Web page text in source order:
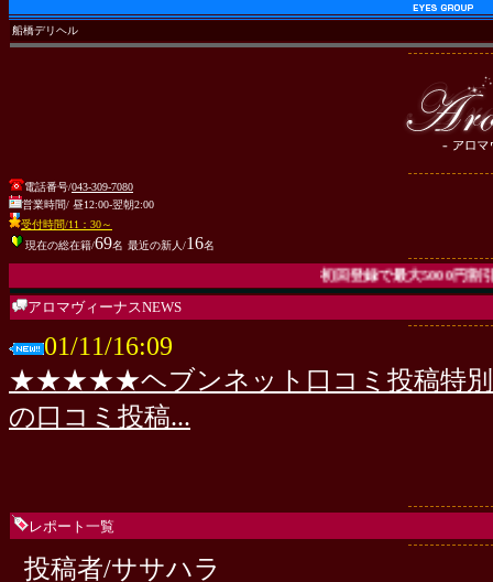
船橋デリヘル
電話番号/043-309-7080
営業時間/ 昼12:00-翌朝2:00
受付時間/11：30～
現在の総在籍/69名 最近の新人/16名
初回登録で最大5000円割引！
アロマヴィーナスNEWS
01/11/16:09
★★★★★ヘブンネット口コミ投稿特
の口コミ投稿...
レポート一覧
投稿者/ササハラ